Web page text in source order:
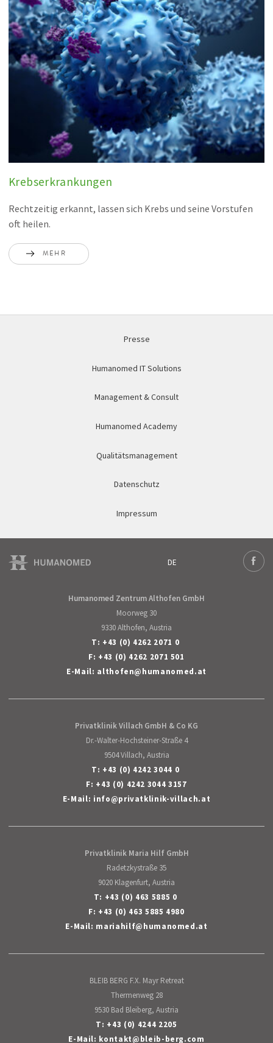
Krebserkrankungen
Rechtzeitig erkannt, lassen sich Krebs und seine Vorstufen
oft heilen.
MEHR
Presse
Humanomed IT Solutions
Management & Consult
Humanomed Academy
Qualitätsmanagement
Datenschutz
Impressum
DE
Deutsch
Humanomed Zentrum Althofen GmbH
Moorweg 30
9330 Althofen, Austria
T: +43 (0) 4262 2071 0
F: +43 (0) 4262 2071 501
E-Mail: althofen@humanomed.at
Privatklinik Villach GmbH & Co KG
Dr.-Walter-Hochsteiner-Straße 4
9504 Villach, Austria
T: +43 (0) 4242 3044 0
F: +43 (0) 4242 3044 3157
E-Mail: info@privatklinik-villach.at
Privatklinik Maria Hilf GmbH
Radetzkystraße 35
9020 Klagenfurt, Austria
T: +43 (0) 463 5885 0
F: +43 (0) 463 5885 4980
E-Mail: mariahilf@humanomed.at
BLEIB BERG F.X. Mayr Retreat
Thermenweg 28
9530 Bad Bleiberg, Austria
T: +43 (0) 4244 2205
E-Mail: kontakt@bleib-berg.com